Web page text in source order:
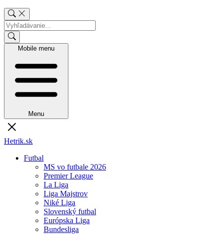
Mobile menu
Menu
Hetrik.sk
Futbal
MS vo futbale 2026
Premier League
La Liga
Liga Majstrov
Niké Liga
Slovenský futbal
Európska Liga
Bundesliga